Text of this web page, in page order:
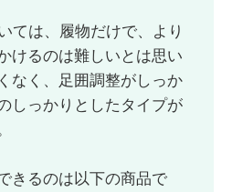
ては、履物だけで、より
けるのは難しいとは思い
なく、足囲調整がしっか
しっかりとしたタイプが
きるのは以下の商品で